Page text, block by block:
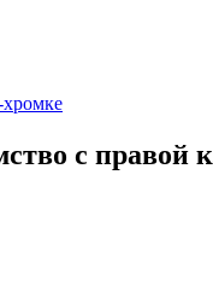
с правой